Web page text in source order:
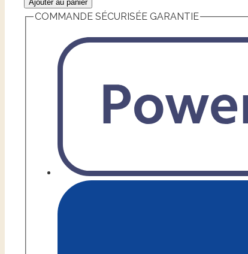
Ajouter au panier
COMMANDE SÉCURISÉE GARANTIE